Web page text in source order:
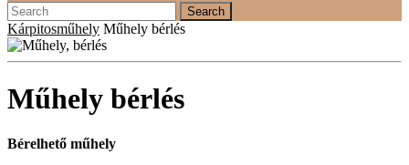
Close
Button
Search
for:
Kárpitosműhely Műhely bérlés
Műhely bérlés
Bérelhető műhely